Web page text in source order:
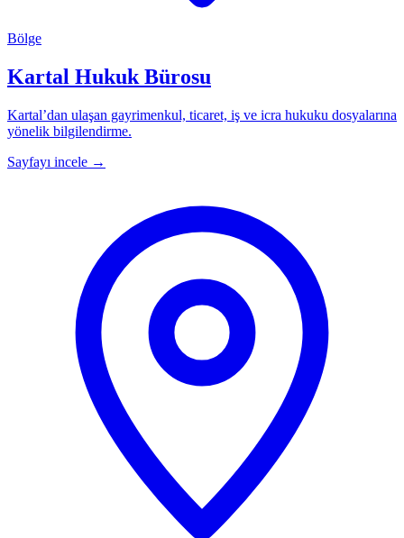
Bölge
Kartal Hukuk Bürosu
Kartal’dan ulaşan gayrimenkul, ticaret, iş ve icra hukuku dosyalarına
yönelik bilgilendirme.
Sayfayı incele →